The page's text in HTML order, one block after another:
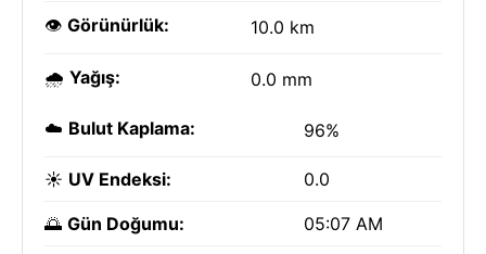
👁️ Görünürlük: 10.0 km
🌧️ Yağış: 0.0 mm
☁️ Bulut Kaplama: 96%
☀️ UV Endeksi: 0.0
🌅 Gün Doğumu: 05:07 AM